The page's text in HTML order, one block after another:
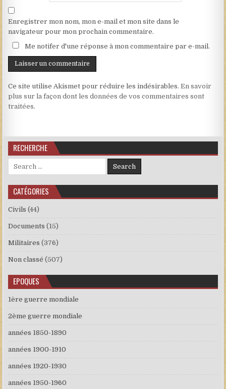
Enregistrer mon nom, mon e-mail et mon site dans le
navigateur pour mon prochain commentaire.
Me notifer d'une réponse à mon commentaire par e-mail.
Ce site utilise Akismet pour réduire les indésirables.En savoir
plus sur la façon dont les données de vos commentaires sont
traitées.
RECHERCHE
Search for:
CATÉGORIES
Civils (44)
Documents (15)
Militaires (376)
Non classé (507)
EPOQUES
1ère guerre mondiale
2ème guerre mondiale
années 1850-1890
années 1900-1910
années 1920-1930
années 1950-1960